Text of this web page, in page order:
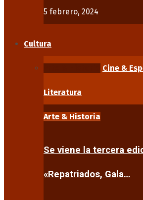
5 febrero, 2024
Cultura
Cine &
Literatura
Arte & Historia
Se viene la tercera
«Repatriados, Gala…